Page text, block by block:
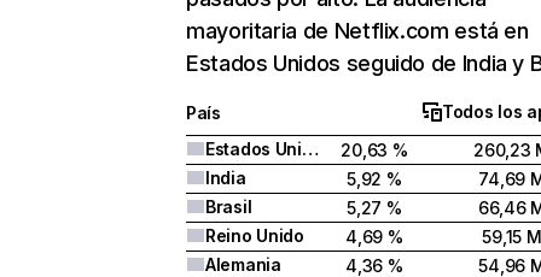
mayoritaria de Netflix.com está en
Estados Unidos seguido de India y
País
Todos los
Estados Unidos
20,63 %
260,23
India
5,92 %
74,69
Brasil
5,27 %
66,46
Reino Unido
4,69 %
59,15 M
Alemania
4,36 % 54,96